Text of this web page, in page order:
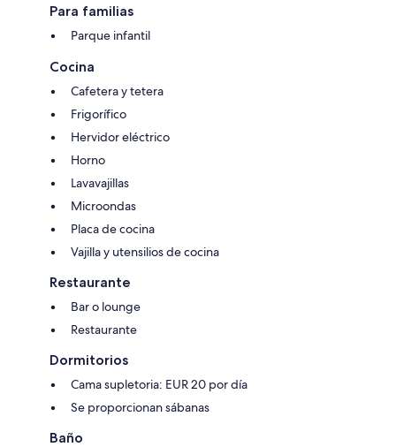
Para familias
Parque infantil
Cocina
Cafetera y tetera
Frigorífico
Hervidor eléctrico
Horno
Lavavajillas
Microondas
Placa de cocina
Vajilla y utensilios de cocina
Restaurante
Bar o lounge
Restaurante
Dormitorios
Cama supletoria: EUR 20 por día
Se proporcionan sábanas
Baño